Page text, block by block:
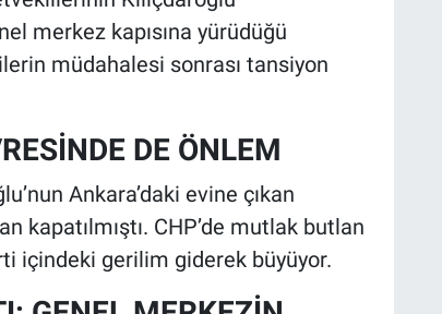
merkez kapısına yürüdüğü
müdahalesi sonrası tansiyon
DE ÖNLEM
Ankara’daki evine çıkan
kapatılmıştı. CHP’de mutlak butlan
içindeki gerilim giderek büyüyor.